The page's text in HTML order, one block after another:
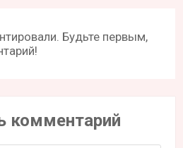
Будьте первым,
комментарий